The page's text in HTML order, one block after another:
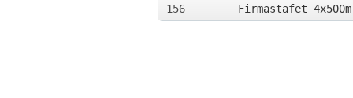
156
Firmastafet 4x500m